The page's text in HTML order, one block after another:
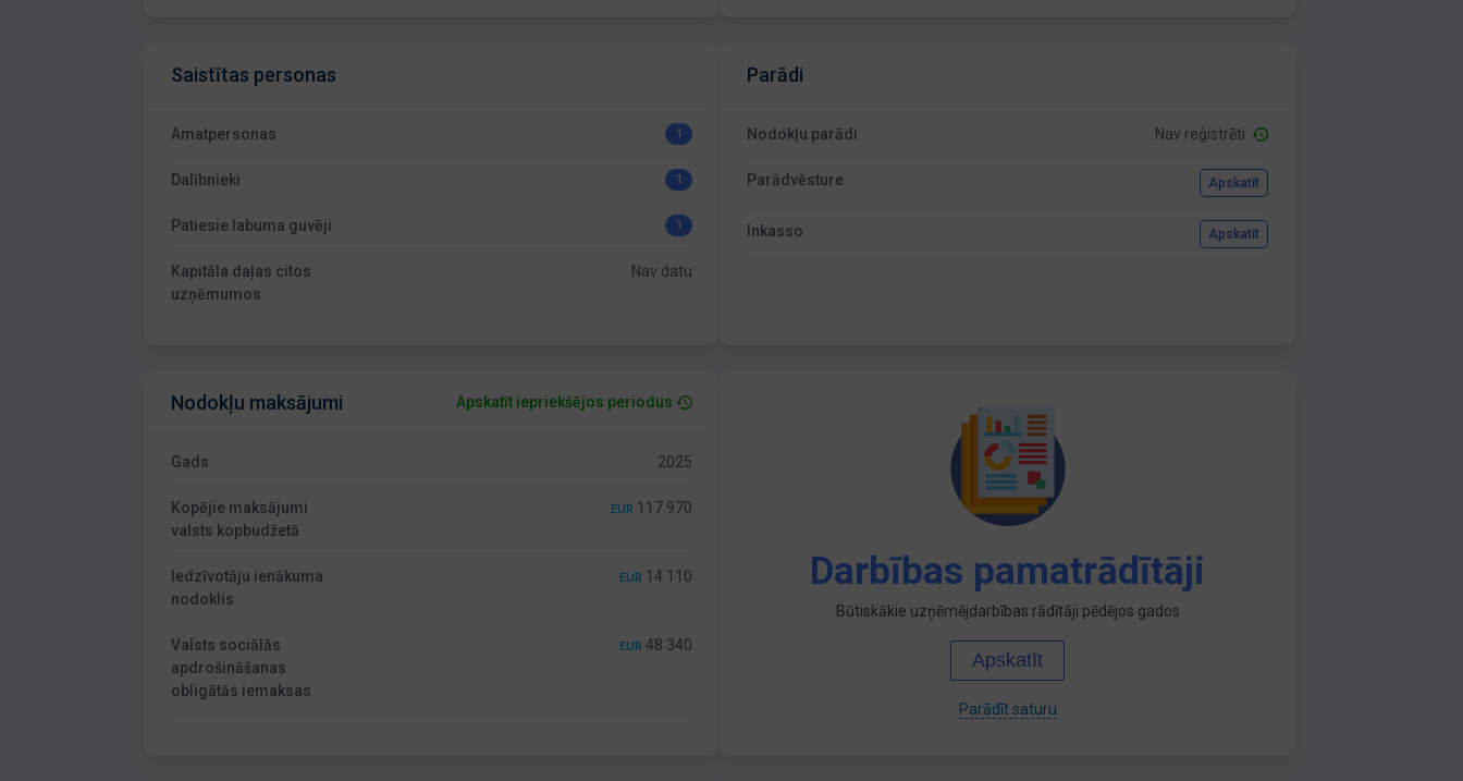
Saistītas personas
Amatpersonas 1
Dalībnieki 1
Patiesie labuma guvēji 1
Kapitāla daļas citos
uzņēmumos
Nav datu
Parādi
Nodokļu parādi Nav reģistrēti
Parādvēsture Apskatīt
Inkasso Apskatīt
Nodokļu maksājumi Apskatīt iepriekšējos periodus
Gads 2025
Kopējie maksājumi
valsts kopbudžetā
EUR 117 970
Iedzīvotāju ienākuma
nodoklis
EUR 14 110
Valsts sociālās
apdrošināšanas
obligātās iemaksas
EUR 48 340
Darbības pamatrādītāji
Būtiskākie uzņēmējdarbības rādītāji pēdējos gados
Apskatīt
Parādīt saturu